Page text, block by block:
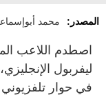
المصدر: محمد
اصطدم اللاعب
ليفربول
في حوار